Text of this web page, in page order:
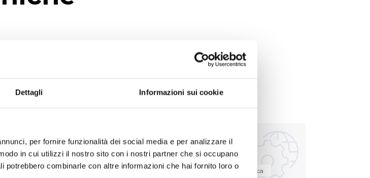
Dettagli Informazioni sui cookie
per fornire funzionalità dei social media e per analizzare il
in cui utilizzi il nostro sito con i nostri partner che si occupano
potrebbero combinarle con altre informazioni che hai fornito loro o
Applicazioni
Analisi alimenti Analisi delle acque Analisi multiparametrica